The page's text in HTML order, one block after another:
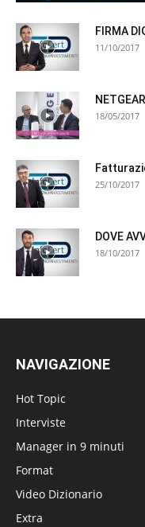
FIRMA
11/10/2017
18/05/2017
25/10/2017
DOVE
18/10/2017
NAVIGAZIONE
Hot Topic
Interviste
Manager in 9 minuti
Format
Video Dizionario
Extra